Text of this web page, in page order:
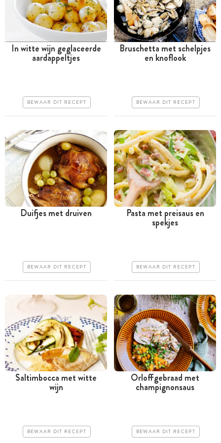
Tussen 30 minuten en 1
In witte wijn geglaceerde
aardappeltjes
BEWAAR DIT RECEPT
Minder dan 30 minuten
Erg makkelijk
Bruschetta met schelpjes
en knoflook
BEWAAR DIT RECEPT
Makkelijk
Duifjes met druiven
BEWAAR DIT RECEPT
Tussen 30 minuten en 1
Pasta met preisaus en
spekjes
BEWAAR DIT RECEPT
Tussen 30 minuten en 1
Saltimbocca met witte
wijn
BEWAAR DIT RECEPT
Tussen 30 minuten en 1
Orloffgebraad met
champignonsaus
BEWAAR DIT RECEPT